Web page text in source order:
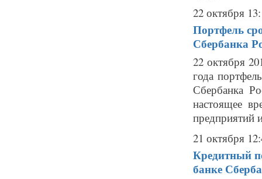
22 октября
Портфель
Сбербанка
22 октября
года
Сбербанка
настоящее
предприятий
21 октября
Кредитный
банке